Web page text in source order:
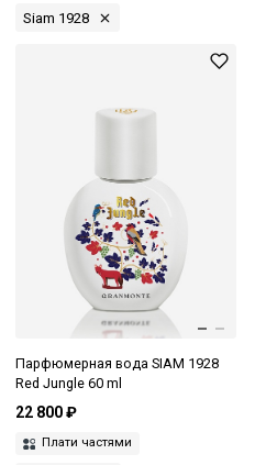
Siam 1928
Парфюмерная вода SIAM 1928
Red Jungle 60 ml
22 800 ₽
Плати частями